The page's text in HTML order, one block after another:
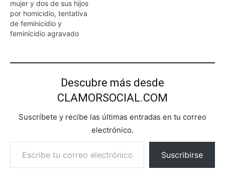
mujer y dos de sus hijos
por homicidio, tentativa
de feminicidio y
feminicidio agravado
Descubre más desde
CLAMORSOCIAL.COM
Suscríbete y recibe las últimas entradas en tu correo
electrónico.
Escribe tu correo electrónico…
Suscribirse